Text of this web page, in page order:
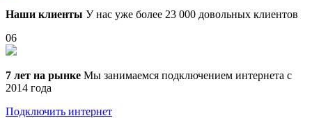
Наши клиенты У нас уже более 23 000 довольных клиентов
06
7 лет на рынке Мы занимаемся подключением интернета с
2014 года
Подключить интернет